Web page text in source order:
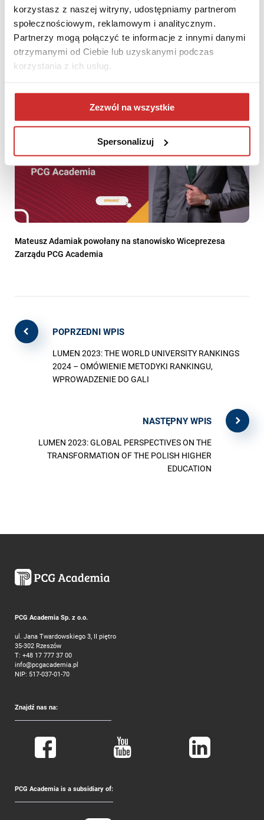
korzystasz z naszej witryny, udostępniamy partnerom
społecznościowym, reklamowym i analitycznym.
Partnerzy mogą połączyć te informacje z innymi danymi
otrzymanymi od Ciebie lub uzyskanymi podczas
korzystania z ich usług.
Zezwól na wszystkie
Spersonalizuj
Podsumowanie drugiej edycji webinariów z cyklu „Uniwersytet
Przyszłości”
Mateusz Adamiak powołany na stanowisko Wiceprezesa
Zarządu PCG Academia
POPRZEDNI WPIS
LUMEN 2023: THE WORLD UNIVERSITY RANKINGS
2024 – OMÓWIENIE METODYKI RANKINGU,
WPROWADZENIE DO GALI
NASTĘPNY WPIS
LUMEN 2023: GLOBAL PERSPECTIVES ON THE
TRANSFORMATION OF THE POLISH HIGHER
EDUCATION
PCG Academia Sp. z o.o.
ul. Jana Twardowskiego 3, II piętro
35-302 Rzeszów
T: +48 17 777 37 00
info@pcgacademia.pl
NIP: 517-037-01-70
Znajdź nas na:
PCG Academia is a subsidiary of: